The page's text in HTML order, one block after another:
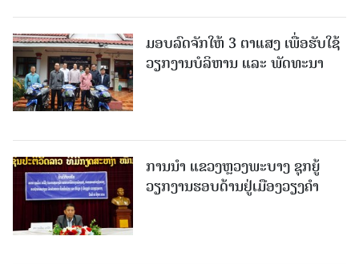
ມອບລົດຈັກໃຫ້ 3 ຕາແສງ ເພື່ອຮັບໃຊ້
ວຽກງານບໍລິຫານ ແລະ ພັດທະນາ
ການນຳ ແຂວງຫຼວງພະບາງ ຊຸກຍູ້
ວຽກງານຮອບດ້ານຢູ່ເມືອງວຽງຄໍາ